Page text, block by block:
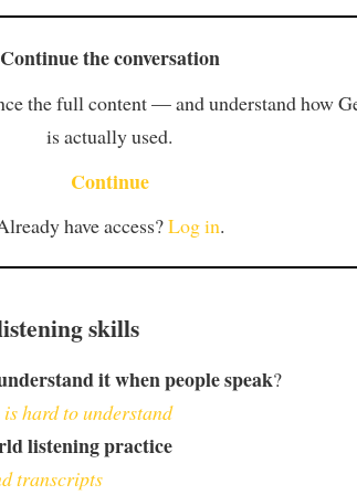
Continue the conversation
the full content — and understand how
is actually used.
Continue
have access?Log in.
skills
it when people speak?
hard to understand
listening practice
transcripts